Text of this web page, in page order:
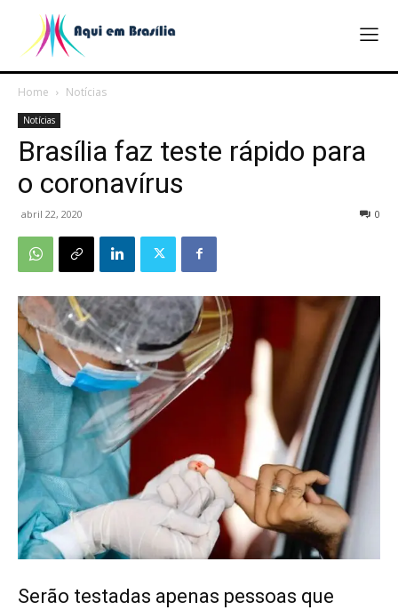
Home Notícias
Notícias
Brasília faz teste rápido para
o coronavírus
abril 22, 2020 0
Serão testadas apenas pessoas que